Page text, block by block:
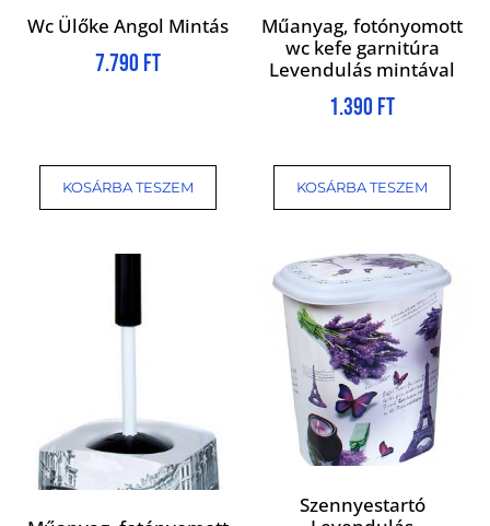
Wc Ülőke Angol Mintás
7.790 Ft
KOSÁRBA TESZEM
Műanyag, fotónyomott
wc kefe garnitúra
Levendulás mintával
1.390 Ft
KOSÁRBA TESZEM
Szennyestartó